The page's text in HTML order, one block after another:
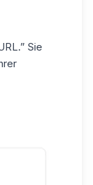
Sie